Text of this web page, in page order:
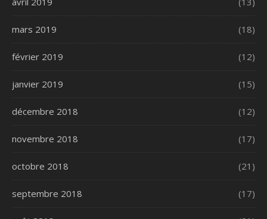
mars 2019 (18)
février 2019 (12)
janvier 2019 (15)
décembre 2018 (12)
novembre 2018 (17)
octobre 2018 (21)
septembre 2018 (17)